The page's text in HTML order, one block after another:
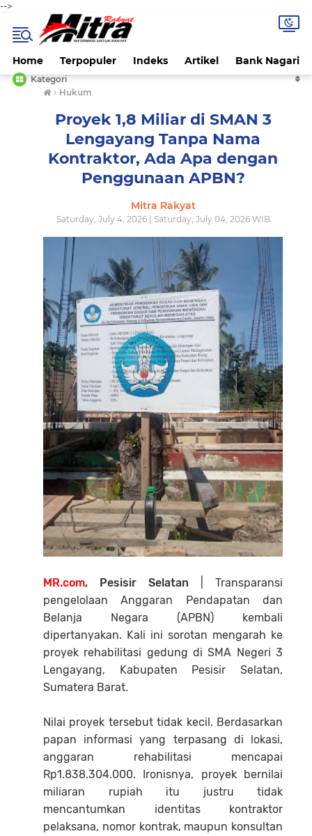
-->
Home Terpopuler Indeks Artikel Bank Nagari
Kategori
› Hukum
Proyek 1,8 Miliar di SMAN 3
Lengayang Tanpa Nama
Kontraktor, Ada Apa dengan
Penggunaan APBN?
Mitra Rakyat
Saturday, July 4, 2026 | Saturday, July 04, 2026 WIB
MR.com, Pesisir Selatan | Transparansi
pengelolaan Anggaran Pendapatan dan
Belanja Negara (APBN) kembali
dipertanyakan. Kali ini sorotan mengarah ke
proyek rehabilitasi gedung di SMA Negeri 3
Lengayang, Kabupaten Pesisir Selatan,
Sumatera Barat.
Nilai proyek tersebut tidak kecil. Berdasarkan
papan informasi yang terpasang di lokasi,
anggaran rehabilitasi mencapai
Rp1.838.304.000. Ironisnya, proyek bernilai
miliaran rupiah itu justru tidak
mencantumkan identitas kontraktor
pelaksana, nomor kontrak, maupun konsultan